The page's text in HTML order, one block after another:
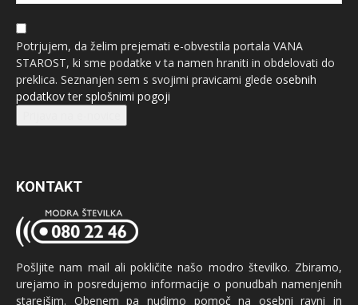
Potrjujem, da želim prejemati e-obvestila portala VANA
STAROST, ki sme podatke v ta namen hraniti in obdelovati do
preklica. Seznanjen sem s svojimi pravicami glede osebnih
podatkovter splošnimi pogoji
KONTAKT
Pošljite nam mail ali pokličite našo modro številko. Zbiramo,
urejamo in posredujemo informacije o ponudbah namenjenih
starejšim. Obenem pa nudimo pomoč na osebni ravni in